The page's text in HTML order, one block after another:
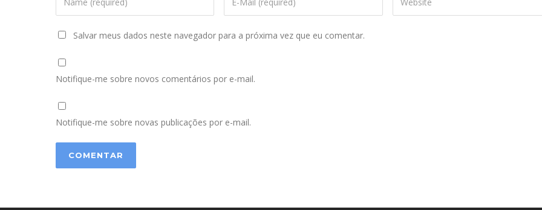
Salvar meus dados neste navegador para a próxima vez que eu comentar.
Notifique-me sobre novos comentários por e-mail.
Notifique-me sobre novas publicações por e-mail.